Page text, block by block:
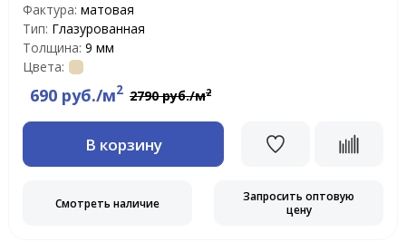
Фактура: матовая
Тип: Глазурованная
Толщина: 9 мм
Цвета:
690 руб./м2 2790 руб./м2
В корзину
Смотреть наличие
Запросить оптовую
цену